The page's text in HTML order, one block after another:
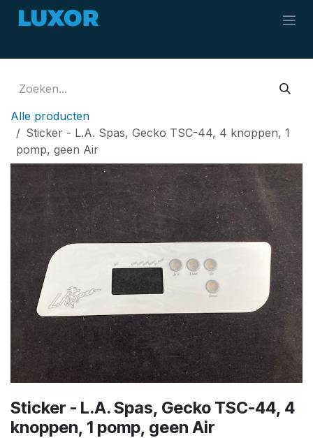
Overslaan naar inhoud
Alle producten
Sticker - L.A. Spas, Gecko TSC-44, 4 knoppen, 1
pomp, geen Air
Sticker - L.A. Spas, Gecko TSC-44, 4
knoppen, 1 pomp, geen Air